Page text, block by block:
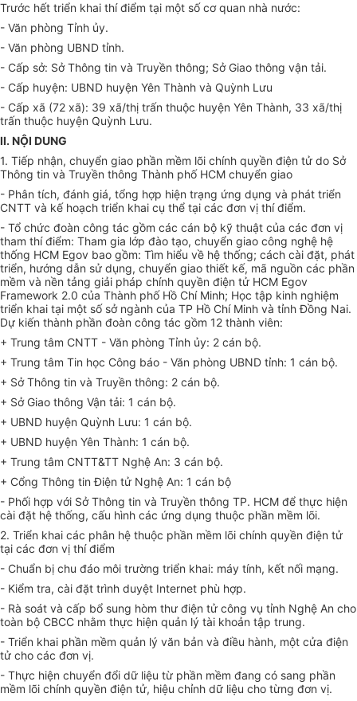
Trước hết triển khai thí điểm tại một số cơ quan nhà nước:
- Văn phòng Tỉnh ủy.
- Văn phòng UBND tỉnh.
- Cấp sở: Sở Thông tin và Truyền thông; Sở Giao thông vận tải.
- Cấp huyện: UBND huyện Yên Thành và Quỳnh Lưu
- Cấp xã (72 xã): 39 xã/thị trấn thuộc huyện Yên Thành, 33 xã/thị
trấn thuộc huyện Quỳnh Lưu.
II. NỘI DUNG
1. Tiếp nhận, chuyển giao phần mềm lõi chính quyền điện tử do Sở
Thông tin và Truyền thông Thành phố HCM chuyển giao
- Phân tích, đánh giá, tổng hợp hiện trạng ứng dụng và phát triển
CNTT và kế hoạch triển khai cụ thể tại các đơn vị thí điểm.
- Tổ chức đoàn công tác gồm các cán bộ kỹ thuật của các đơn vị
tham thí điểm: Tham gia lớp đào tạo, chuyển giao công nghệ hệ
thống HCM Egov bao gồm: Tìm hiểu về hệ thống; cách cài đặt, phát
triển, hướng dẫn sử dụng, chuyển giao thiết kế, mã nguồn các phần
mềm và nền tảng giải pháp chính quyền điện tử HCM Egov
Framework 2.0 của Thành phố Hồ Chí Minh; Học tập kinh nghiệm
triển khai tại một số sở ngành của TP Hồ Chí Minh và tỉnh Đồng Nai.
Dự kiến thành phần đoàn công tác gồm 12 thành viên:
+ Trung tâm CNTT - Văn phòng Tỉnh ủy: 2 cán bộ.
+ Trung tâm Tin học Công báo - Văn phòng UBND tỉnh: 1 cán bộ.
+ Sở Thông tin và Truyền thông: 2 cán bộ.
+ Sở Giao thông Vận tải: 1 cán bộ.
+ UBND huyện Quỳnh Lưu: 1 cán bộ.
+ UBND huyện Yên Thành: 1 cán bộ.
+ Trung tâm CNTT&TT Nghệ An: 3 cán bộ.
+ Cổng Thông tin Điện tử Nghệ An: 1 cán bộ
- Phối hợp với Sở Thông tin và Truyền thông TP. HCM để thực hiện
cài đặt hệ thống, cấu hình các ứng dụng thuộc phần mềm lõi.
2. Triển khai các phân hệ thuộc phần mềm lõi chính quyền điện tử
tại các đơn vị thí điểm
- Chuẩn bị chu đáo môi trường triển khai: máy tính, kết nối mạng.
- Kiểm tra, cài đặt trình duyệt Internet phù hợp.
- Rà soát và cấp bổ sung hòm thư điện tử công vụ tỉnh Nghệ An cho
toàn bộ CBCC nhằm thực hiện quản lý tài khoản tập trung.
- Triển khai phần mềm quản lý văn bản và điều hành, một cửa điện
tử cho các đơn vị.
- Thực hiện chuyển đổi dữ liệu từ phần mềm đang có sang phần
mềm lõi chính quyền điện tử, hiệu chỉnh dữ liệu cho từng đơn vị.